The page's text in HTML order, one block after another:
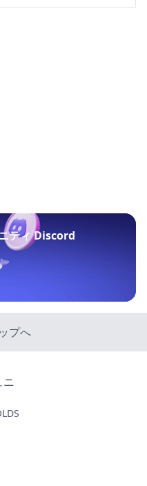
ティ Discord
プへ